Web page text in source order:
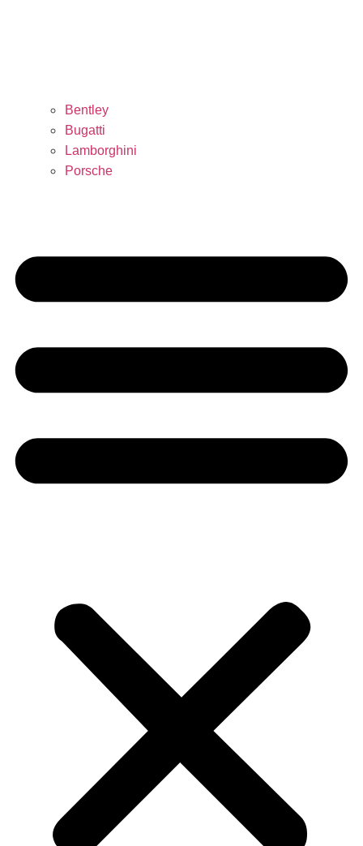
Bentley
Bugatti
Lamborghini
Porsche